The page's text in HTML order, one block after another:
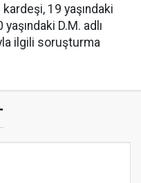
19 yaşındaki
D.M. adlı
ilgili soruşturma